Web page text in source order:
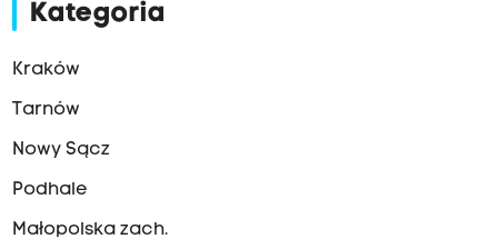
Kategoria
Kraków
Tarnów
Nowy Sącz
Podhale
Małopolska zach.